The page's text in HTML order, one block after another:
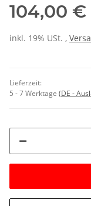
104,00 €
inkl. 19% USt. ,
Lieferzeit:
5 - 7 Werktage (DE -